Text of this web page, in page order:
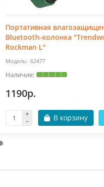
Портативная
Bluetooth-колонка
Rockman L"
62477
1190р.
В корзину